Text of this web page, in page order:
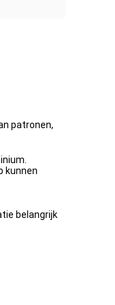
patronen,
kunnen
belangrijk